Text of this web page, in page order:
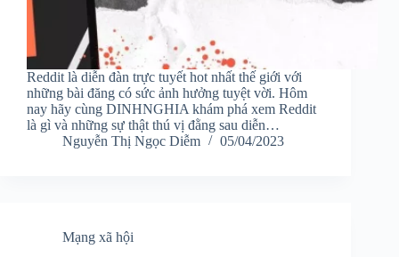
Reddit là diễn đàn trực tuyết hot nhất thế giới với
những bài đăng có sức ảnh hưởng tuyệt vời. Hôm
nay hãy cùng DINHNGHIA khám phá xem Reddit
là gì và những sự thật thú vị đằng sau diễn…
Nguyễn Thị Ngọc Diễm
05/04/2023
Mạng xã hội